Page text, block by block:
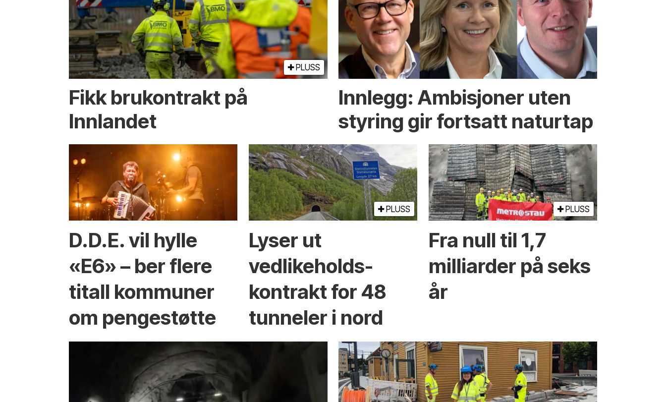
PLUSS
Fikk brukontrakt på
Innlandet
Innlegg: Ambisjoner uten
styring gir fortsatt naturtap
D.D.E. vil hylle
«E6» – ber flere
titall kommuner
om pengestøtte
PLUSS
Lyser ut
vedlikeholds­
kontrakt for 48
tunneler i nord
PLUSS
Fra null til 1,7
milliarder på seks
år